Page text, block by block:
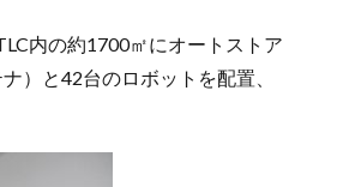
内の約1700㎡にオートストア
）と42台のロボットを配置、